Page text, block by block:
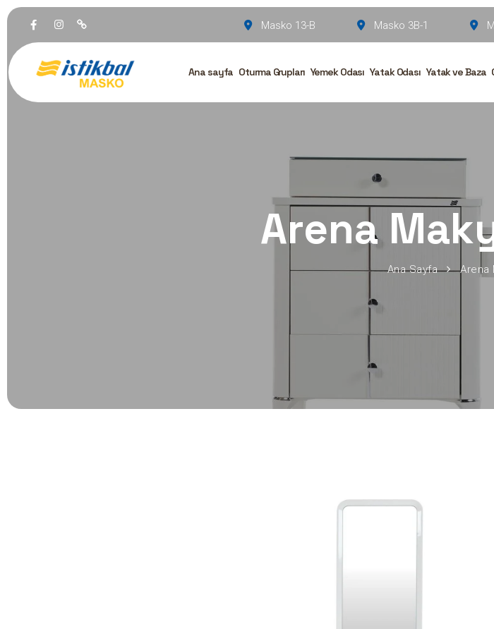
Masko 13-B Masko 3B-1
Ana sayfa Oturma Grupları Yemek Odası Yatak Odası Yatak ve Baza
Arena
Ana Sayfa Arena